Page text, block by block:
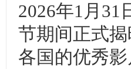
2026年1月31
节期间正式
各国的优秀